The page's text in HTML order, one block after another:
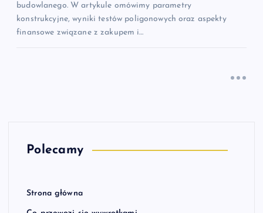
budowlanego. W artykule omówimy parametry
konstrukcyjne, wyniki testów poligonowych oraz aspekty
finansowe związane z zakupem i…
Polecamy
Strona główna